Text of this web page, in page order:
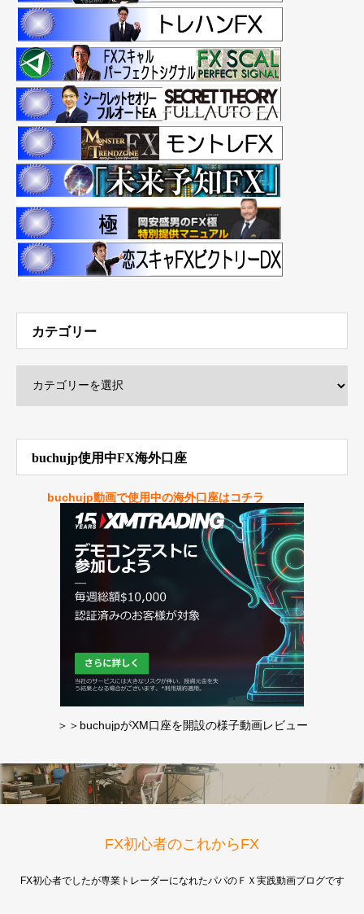
カテゴリー
buchujp使用中FX海外口座
buchujp動画で使用中の海外口座はコチラ
＞＞buchujpがXM口座を開設の様子動画レビュー
FX初心者のこれからFX
FX初心者でしたが専業トレーダーになれたパパのＦＸ実践動画ブログです